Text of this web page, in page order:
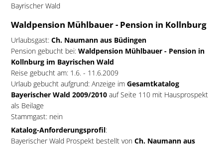
Bayrischer Wald
Waldpension Mühlbauer - Pension in Kollnburg
Urlaubsgast:Ch. Naumann aus Büdingen
Pension gebucht bei:Waldpension Mühlbauer - Pension in
Kollnburg im Bayrischen Wald
Reise gebucht am: 1.6. - 11.6.2009
Urlaub gebucht aufgrund: Anzeige im Gesamtkatalog
Bayerischer Wald 2009/2010auf Seite 110 mit Hausprospekt
als Beilage
Stammgast: nein
Katalog-Anforderungsprofil:
Bayerischer Wald Prospekt bestellt von Ch. Naumann aus